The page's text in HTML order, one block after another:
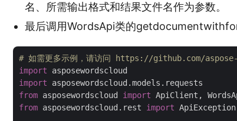
名、所需输出格式和结果文件名作为参数。
最后调用WordsApi类的
# 如需更多示例，请访问 https://github.com/
import
import
from asposewordscloud import
from asposewordscloud.rest import ApiException